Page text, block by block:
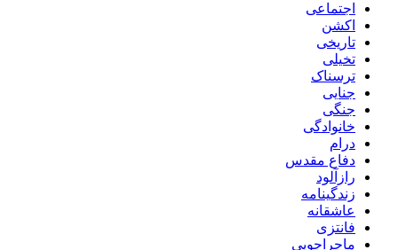
اجتماعی
اکشن
تاریخی
تخیلی
ترسناک
جنایی
جنگی
خانوادگی
درام
دفاع مقدس
رازآلود
زندگینامه
عاشقانه
فانتزی
ماجراجویی